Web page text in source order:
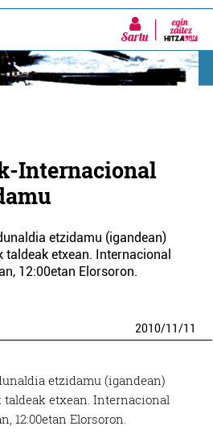
Sartu
Internacional
etzidamu (igandean)
etxean. Internacional
12:00etan Elorsoron.
2010/11/11
etzidamu (igandean)
etxean. Internacional
12:00etan Elorsoron.